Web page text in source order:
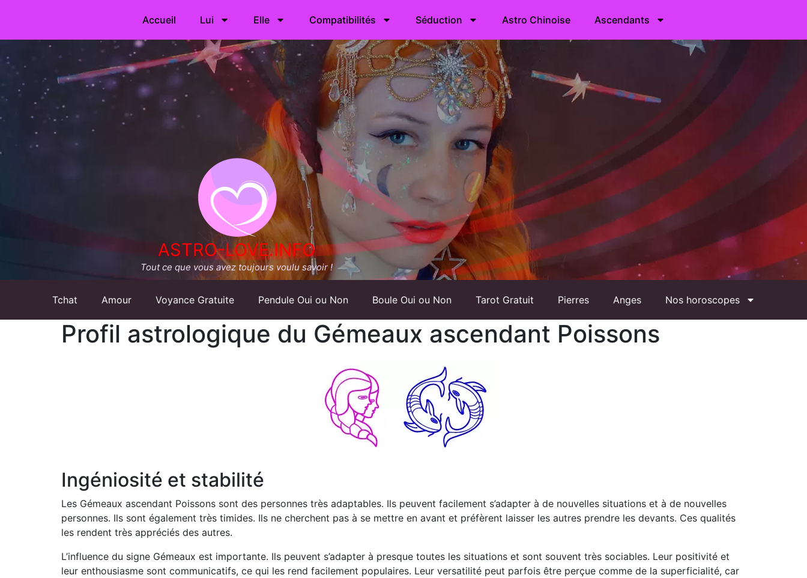
Accueil Lui Elle Compatibilités Séduction Astro Chinoise Ascendants
ASTRO-LOVE.INFO
Tout ce que vous avez toujours voulu savoir !
Tchat Amour Voyance Gratuite Pendule Oui ou Non Boule Oui ou Non Tarot Gratuit Pierres Anges Nos horoscopes
Profil astrologique du Gémeaux ascendant Poissons
Ingéniosité et stabilité
Les Gémeaux ascendant Poissons sont des personnes très adaptables. Ils peuvent facilement s’adapter à de nouvelles situations et à de nouvelles
personnes. Ils sont également très timides. Ils ne cherchent pas à se mettre en avant et préfèrent laisser les autres prendre les devants. Ces qualités
les rendent très appréciés des autres.
L’influence du signe Gémeaux est importante. Ils peuvent s’adapter à presque toutes les situations et sont souvent très sociables. Leur positivité et
leur enthousiasme sont communicatifs, ce qui les rend facilement populaires. Leur versatilité peut parfois être perçue comme de la superficialité, car